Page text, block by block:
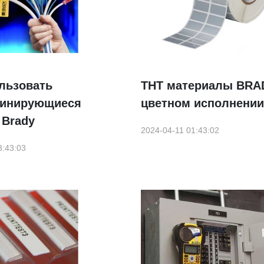
Brady
THT материалы
цветном исполнении
2024-04-11 01:43:02